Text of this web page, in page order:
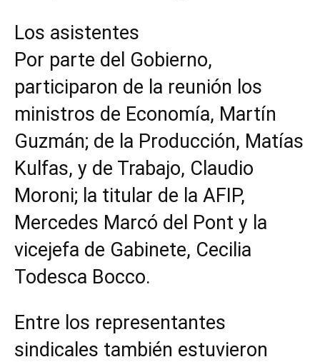
Los asistentes
Por parte del Gobierno,
participaron de la reunión los
ministros de Economía, Martín
Guzmán; de la Producción, Matías
Kulfas, y de Trabajo, Claudio
Moroni; la titular de la AFIP,
Mercedes Marcó del Pont y la
vicejefa de Gabinete, Cecilia
Todesca Bocco.
Entre los representantes
sindicales también estuvieron